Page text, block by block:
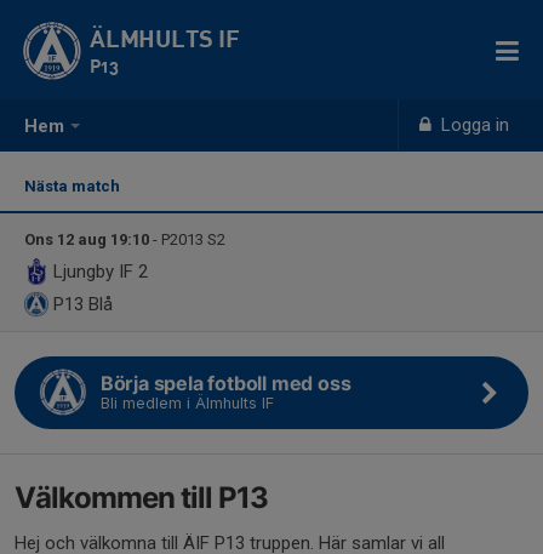
Hem Logga in
ÄLMHULTS IF
P13
Nästa match
Ons 12 aug 19:10 - P2013 S2
Ljungby IF 2
P13 Blå
Börja spela fotboll med oss
Bli medlem i Älmhults IF
Välkommen till P13
Hej och välkomna till ÄIF P13 truppen. Här samlar vi all